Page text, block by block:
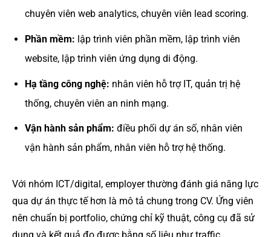
chuyên viên web analytics, chuyên viên lead scoring.
Phần mềm: lập trình viên phần mềm, lập trình viên
website, lập trình viên ứng dụng di động.
Hạ tầng công nghệ: nhân viên hỗ trợ IT, quản trị hệ
thống, chuyên viên an ninh mạng.
Vận hành sản phẩm: điều phối dự án số, nhân viên
vận hành sản phẩm, nhân viên hỗ trợ hệ thống.
Với nhóm ICT/digital, employer thường đánh giá năng lực
qua dự án thực tế hơn là mô tả chung trong CV. Ứng viên
nên chuẩn bị portfolio, chứng chỉ kỹ thuật, công cụ đã sử